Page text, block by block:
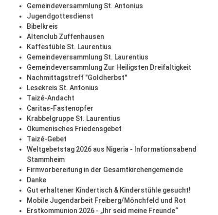
Gemeindeversammlung St. Antonius
Jugendgottesdienst
Bibelkreis
Altenclub Zuffenhausen
Kaffestüble St. Laurentius
Gemeindeversammlung St. Laurentius
Gemeindeversammlung Zur Heiligsten Dreifaltigkeit
Nachmittagstreff "Goldherbst"
Lesekreis St. Antonius
Taizé-Andacht
Caritas-Fastenopfer
Krabbelgruppe St. Laurentius
Ökumenisches Friedensgebet
Taizé-Gebet
Weltgebetstag 2026 aus Nigeria - Informationsabend
Stammheim
Firmvorbereitung in der Gesamtkirchengemeinde
Danke
Gut erhaltener Kindertisch & Kinderstühle gesucht!
Mobile Jugendarbeit Freiberg/Mönchfeld und Rot
Erstkommunion 2026 - „Ihr seid meine Freunde“